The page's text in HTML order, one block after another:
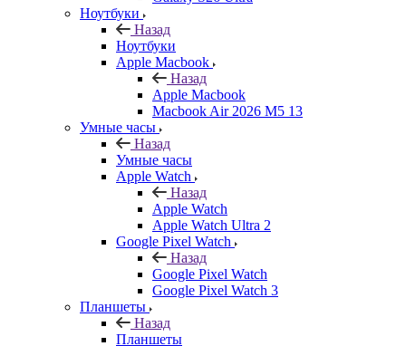
Ноутбуки
Назад
Ноутбуки
Apple Macbook
Назад
Apple Macbook
Macbook Air 2026 M5 13
Умные часы
Назад
Умные часы
Apple Watch
Назад
Apple Watch
Apple Watch Ultra 2
Google Pixel Watch
Назад
Google Pixel Watch
Google Pixel Watch 3
Планшеты
Назад
Планшеты